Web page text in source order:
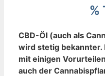
%
CBD-Öl (auch als
wird stetig bekannter.
mit einigen
auch der